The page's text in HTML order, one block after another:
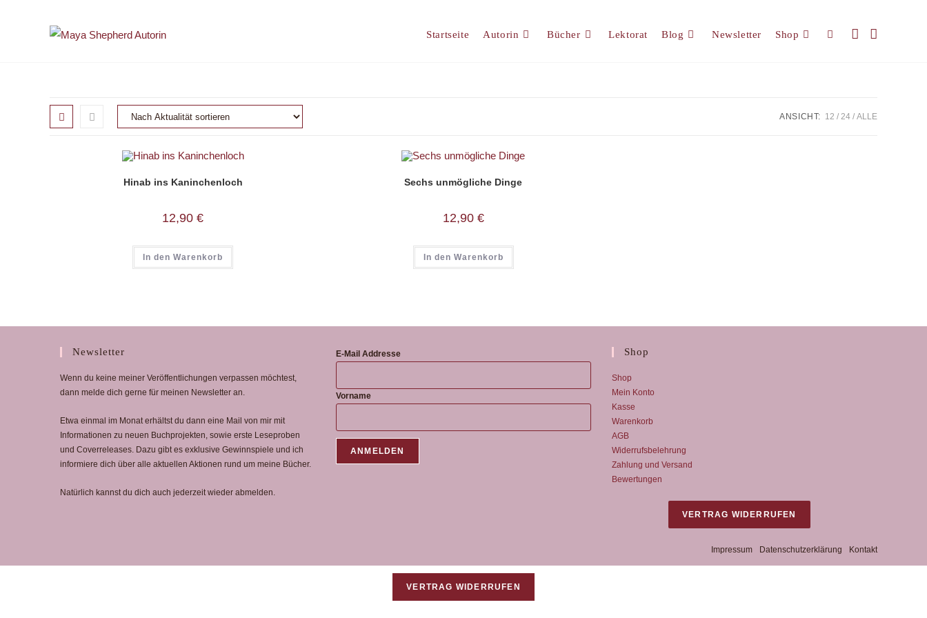
Startseite Autorin Bücher Lektorat Blog Newsletter Shop Website-
ANSICHT: 12 24 ALLE
Hinab ins Kaninchenloch
12,90€
In den Warenkorb
Sechs unmögliche Dinge
12,90 €
In den Warenkorb
Newsletter
Wenn du keine meiner Veröffentlichungen verpassen möchtest,
dann melde dich gerne für meinen Newsletter an.
Etwa einmal im Monat erhältst du dann eine Mail von mir mit
Informationen zu neuen Buchprojekten, sowie erste Leseproben
und Coverreleases. Dazu gibt es exklusive Gewinnspiele und ich
informiere dich über alle aktuellen Aktionen rund um meine Bücher.
Natürlich kannst du dich auch jederzeit wieder abmelden.
E-Mail Addresse
Vorname
Shop
Shop
Mein Konto
Kasse
Warenkorb
AGB
Widerrufsbelehrung
Zahlung und Versand
Bewertungen
VERTRAG WIDERRUFEN
Impressum Datenschutzerklärung Kontakt
VERTRAG WIDERRUFEN